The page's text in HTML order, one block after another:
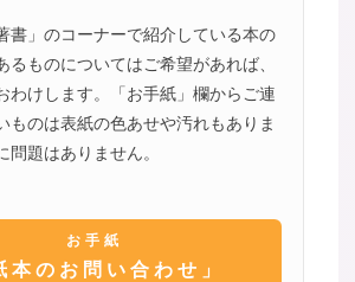
書」のコーナーで紹介している本の
るものについてはご希望があれば、
わけします。「お手紙」欄からご連
ものは表紙の色あせや汚れもありま
問題はありません。
お手紙
本のお問い合わせ」